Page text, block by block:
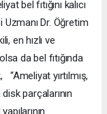
bel fıtığını kalıcı
Dr. Öğretim
en hızlı ve
da bel fıtığında
“Ameliyat yırtılmış,
parçalarının